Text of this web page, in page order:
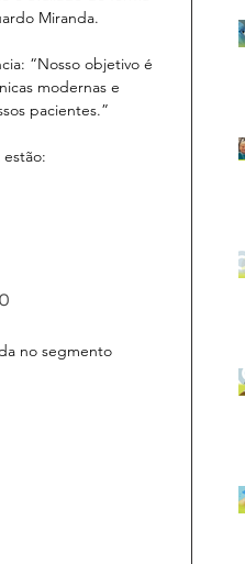
Miranda.
“Nosso objetivo é
modernas e
pacientes.”
no segmento